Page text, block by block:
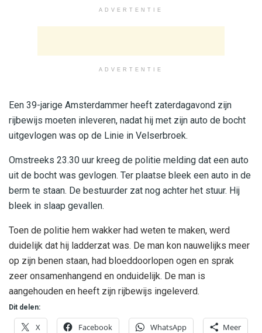
ADVERTENTIE
ADVERTENTIE
Een 39-jarige Amsterdammer heeft zaterdagavond zijn
rijbewijs moeten inleveren, nadat hij met zijn auto de bocht
uitgevlogen was op de Linie in Velserbroek.
Omstreeks 23.30 uur kreeg de politie melding dat een auto
uit de bocht was gevlogen. Ter plaatse bleek een auto in de
berm te staan. De bestuurder zat nog achter het stuur. Hij
bleek in slaap gevallen.
Toen de politie hem wakker had weten te maken, werd
duidelijk dat hij ladderzat was. De man kon nauwelijks meer
op zijn benen staan, had bloeddoorlopen ogen en sprak
zeer onsamenhangend en onduidelijk. De man is
aangehouden en heeft zijn rijbewijs ingeleverd.
Dit delen:
X Facebook WhatsApp Meer